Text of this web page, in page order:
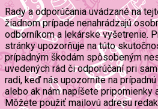
Rady a odporúčania uvádzané na
žiadnom prípade nenahrádzajú
odborníkom a lekárske vyšetrenie.
stránky upozorňuje na túto
prípadným škodám spôsobeným
uvedených rád či odporúčaní pri
radi, keď nás upozorníte na
alebo ak nám napíšete pripomienky
Môžete použiť mailovú adresu